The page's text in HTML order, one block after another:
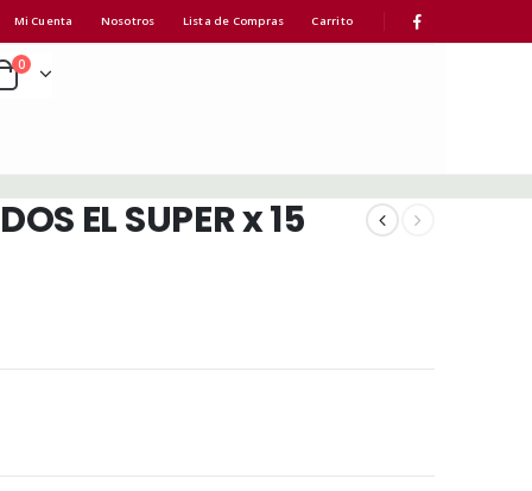
Mi Cuenta Nosotros Lista de Compras Carrito
0
EL SUPER x 15